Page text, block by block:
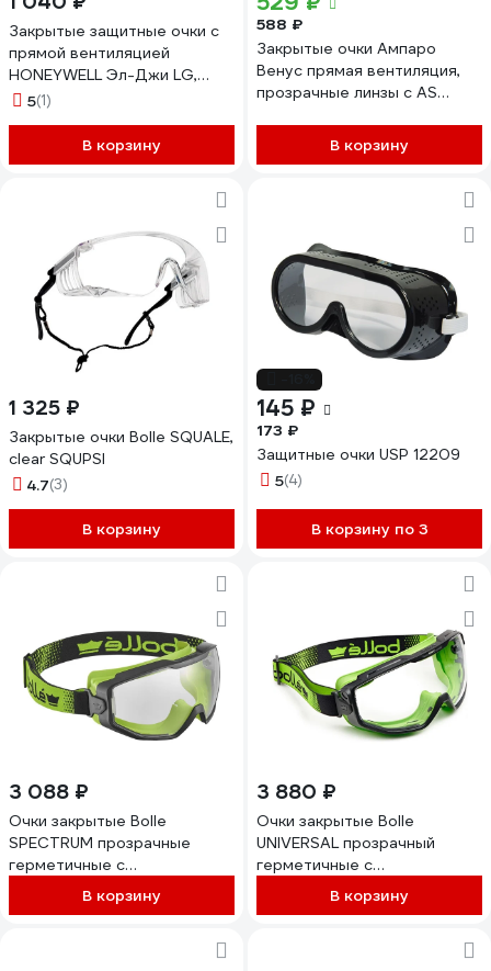
Закрытые защитные очки с
прямой вентиляцией
HONEYWELL Эл-Джи LG,
прозрачные, 1005504
5(1)
В корзину
588 ₽
Закрытые очки Ампаро
Венус прямая вентиляция,
прозрачные линзы c AS
В корзину
1 325 ₽
Закрытые очки Bolle SQUALE,
clear SQUPSI
4.7(3)
В корзину
145 ₽
173 ₽
Защитные очки USP 12209
5(4)
В корзину по 3
3 088 ₽
Очки закрытые Bolle
SPECTRUM прозрачные
герметичные с
обтюратором, покрытие
PLATINUM SPECTN15W
В корзину
3 880 ₽
Очки закрытые Bolle
UNIVERSAL прозрачный
герметичные с
обтюратором, покрытие
PLATINUM UNIVGN15W
В корзину